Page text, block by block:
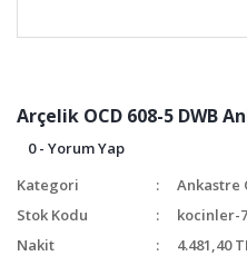
Arçelik OCD 608-5 DWB
0 - Yorum Yap
Kategori
Ankastre
Stok Kodu
kocinler-
Nakit
4.481,40